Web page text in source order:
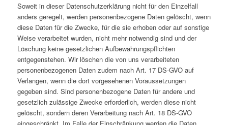
Soweit in dieser Datenschutzerklärung nicht für den Einzelfall
anders geregelt, werden personenbezogene Daten gelöscht, wenn
diese Daten für die Zwecke, für die sie erhoben oder auf sonstige
Weise verarbeitet wurden, nicht mehr notwendig sind und der
Löschung keine gesetzlichen Aufbewahrungspflichten
entgegenstehen. Wir löschen die von uns verarbeiteten
personenbezogenen Daten zudem nach Art. 17 DS-GVO auf
Verlangen, wenn die dort vorgesehenen Voraussetzungen
gegeben sind. Sind personenbezogene Daten für andere und
gesetzlich zulässige Zwecke erforderlich, werden diese nicht
gelöscht, sondern deren Verarbeitung nach Art. 18 DS-GVO